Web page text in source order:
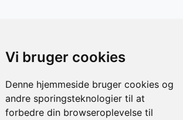
Vi bruger cookies
Denne hjemmeside bruger cookies og
andre sporingsteknologier til at
forbedre din browseroplevelse til
af FÆRCH A/S | Medlemsbetingelser
præferencer